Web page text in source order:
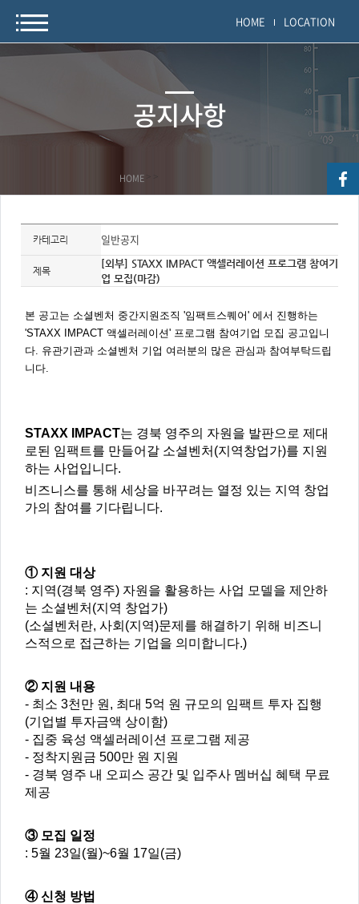
HOME LOCATION
공지사항
HOME > >
자
개
내
용,
키
워
드/
주
제,
권
자/
작
성
자,
도,
대
표
부
파
일,
출
처,
저
작
권
유
카테고리 일반공지
제목
[외부] STAXX IMPACT 액셀러레이션 프로그램 참여기
업 모집(마감)
본 공고는 소셜벤처 중간지원조직 '임팩트스퀘어' 에서 진행하는
'STAXX IMPACT 액셀러레이션' 프로그램 참여기업 모집 공고입니
다. 유관기관과 소셜벤처 기업 여러분의 많은 관심과 참여부탁드립
니다.
STAXX IMPACT는 경북 영주의 자원을 발판으로 제대
로된 임팩트를 만들어갈 소셜벤처(지역창업가)를 지원
하는 사업입니다.
비즈니스를 통해 세상을 바꾸려는 열정 있는 지역 창업
가의 참여를 기다립니다.
① 지원 대상
: 지역(경북 영주) 자원을 활용하는 사업 모델을 제안하
는 소셜벤처 (지역 창업가)
(소셜벤처란, 사회 (지역)문제를 해결하기 위해 비즈니
스적으로 접근하는 기업을 의미합니다.)
② 지원 내용
- 최소 3천만 원 , 최대 5억 원 규모의 임팩트 투자 집행
(기업별 투자금액 상이함)
- 집중 육성 액셀러레이션 프로그램 제공
- 정착지원금 500만 원 지원
- 경북 영주 내 오피스 공간 및 입주사 멤버십 혜택 무료
제공
③ 모집 일정
: 5월 23일(월)~6월 17일(금)
④ 신청 방법